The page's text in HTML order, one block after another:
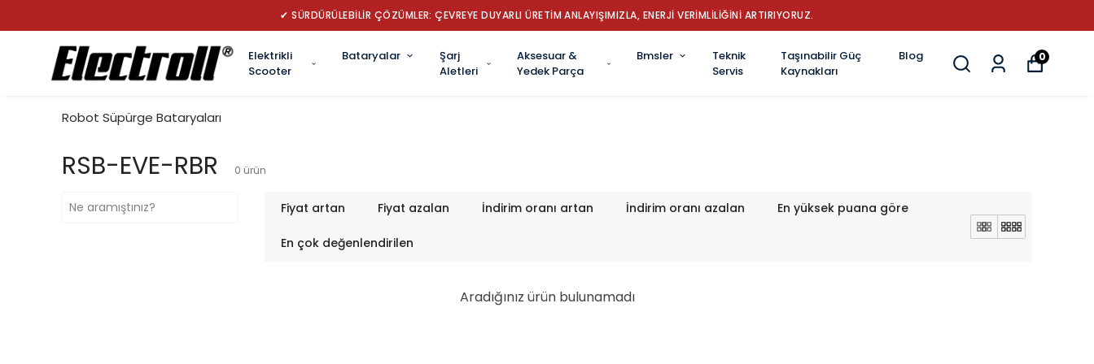
✔ SÜRDÜRÜLEBİLİR ÇÖZÜMLER: ÇEVREYE DUYARLI ÜRETİM ANLAYIŞIMIZLA, ENERJİ VERİMLİLİĞİNİ ARTIRIYORUZ.
Elektrikli
Scooter
Bataryalar
Şarj
Aletleri
Aksesuar &
Yedek Parça
Bmsler
Teknik
Servis
Taşınabilir Güç
Kaynakları
Blog 0
Robot Süpürge Bataryaları
RSB-EVE-RBR 0 ürün
Fiyat artan Fiyat azalan İndirim oranı artan İndirim oranı azalan En yüksek puana göre
En çok değenlendirilen
Aradığınız ürün bulunamadı